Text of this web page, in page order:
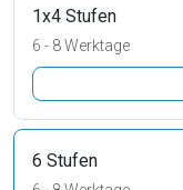
1x4 Stufen
6 - 8 Werktage
6 Stufen